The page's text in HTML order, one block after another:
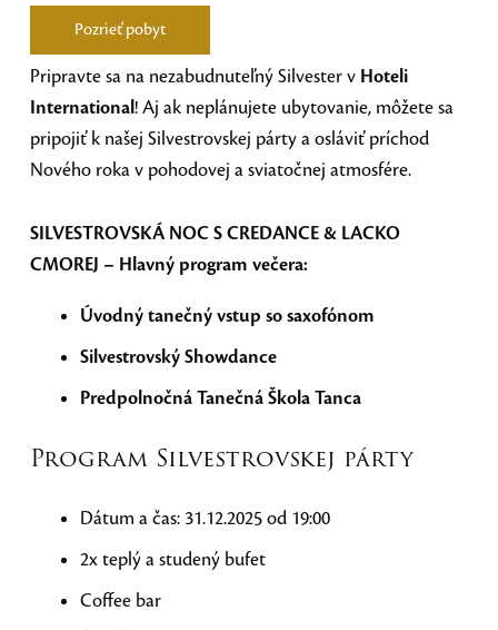
Pozrieť pobyt
Pripravte sa na nezabudnuteľný Silvester v Hoteli
International! Aj ak neplánujete ubytovanie, môžete sa
pripojiť k našej Silvestrovskej párty a osláviť príchod
Nového roka v pohodovej a sviatočnej atmosfére.
SILVESTROVSKÁ NOC S CREDANCE & LACKO
CMOREJ – Hlavný program večera:
Úvodný tanečný vstup so saxofónom
Silvestrovský Showdance
Predpolnočná Tanečná Škola Tanca
Program Silvestrovskej párty
Dátum a čas: 31.12.2025 od 19:00
2x teplý a studený bufet
Coffee bar